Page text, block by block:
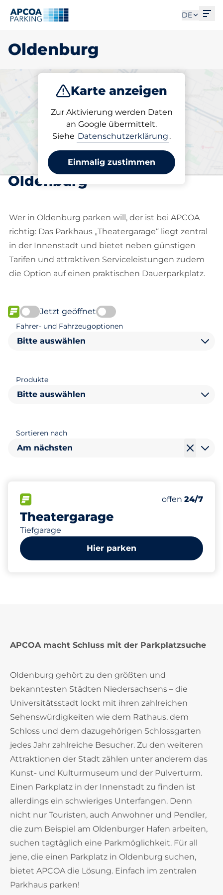
DE
Oldenburg
Karte anzeigen
Zur Aktivierung werden Daten
an Google übermittelt.
Siehe Datenschutzerklärung .
Einmalig zustimmen
Parken Abo
Wählen Sie Ihren
abonnierten Stellplatz in
Oldenburg
Wer in Oldenburg parken will, der ist bei APCOA
richtig: Das Parkhaus „Theatergarage“ liegt zentral
in der Innenstadt und bietet neben günstigen
Tarifen und attraktiven Serviceleistungen zudem
die Option auf einen praktischen Dauerparkplatz.
FLOW verfügbar
Jetzt geöffnet
Fahrer- und Fahrzeugoptionen
Bitte auswählen
Produkte
Bitte auswählen
Sortieren nach
Am nächsten
Theatergarage
Tiefgarage
Anzahl der
Gesamtplätze
Samstag
offen 24/7
Hier parken
APCOA macht Schluss mit der Parkplatzsuche
Oldenburg gehört zu den größten und
bekanntesten Städten Niedersachsens – die
Universitätsstadt lockt mit ihren zahlreichen
Sehenswürdigkeiten wie dem Rathaus, dem
Schloss und dem dazugehörigen Schlossgarten
jedes Jahr zahlreiche Besucher. Zu den weiteren
Attraktionen der Stadt zählen unter anderem das
Kunst- und Kulturmuseum und der Pulverturm.
Einen Parkplatz in der Innenstadt zu finden ist
allerdings ein schwieriges Unterfangen. Denn
nicht nur Touristen, auch Anwohner und Pendler,
die zum Beispiel am Oldenburger Hafen arbeiten,
suchen tagtäglich eine Parkmöglichkeit. Für all
jene, die einen Parkplatz in Oldenburg suchen,
bietet APCOA die Lösung. Einfach im zentralen
Parkhaus parken!